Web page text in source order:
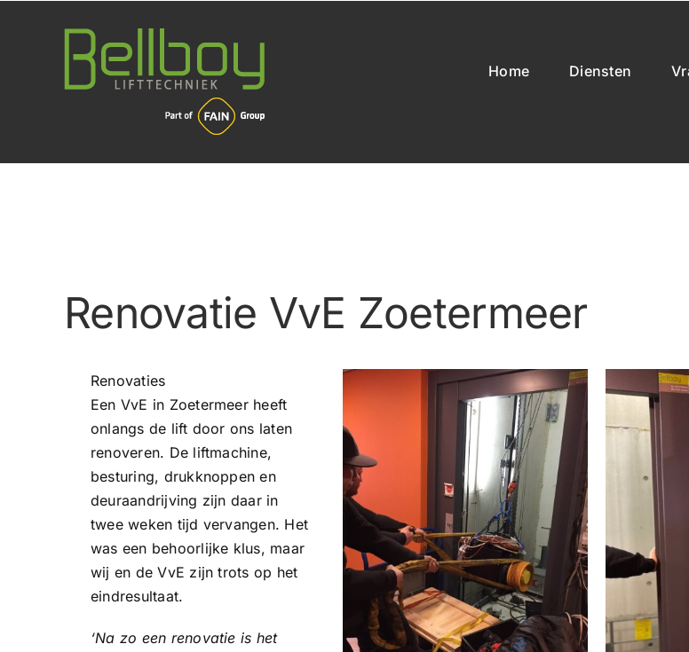
Home Diensten
Renovatie VvE Zoetermeer
Renovaties
Een VvE in Zoetermeer heeft
onlangs de lift door ons laten
renoveren. De liftmachine,
besturing, drukknoppen en
deuraandrijving zijn daar in
twee weken tijd vervangen. Het
was een behoorlijke klus, maar
wij en de VvE zijn trots op het
eindresultaat.
‘Na zo een renovatie is het